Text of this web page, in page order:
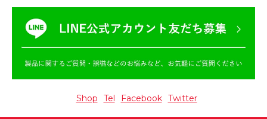
Shop Tel Facebook Twitter